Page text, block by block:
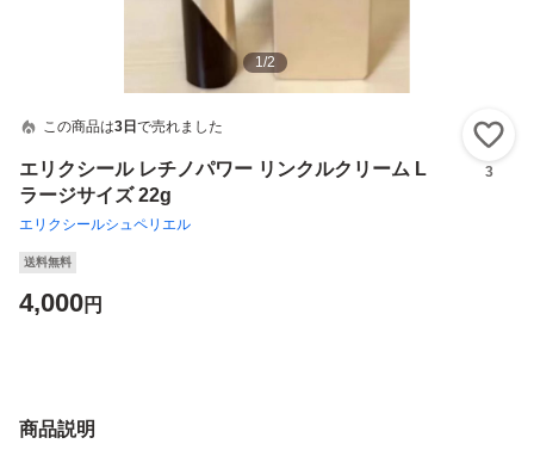
1/2
この商品は3日 で売れました
エリクシール レチノパワー リンクルクリーム L
ラージサイズ 22g
エリクシールシュペリエル
3
送料無料
4,000円
商品説明